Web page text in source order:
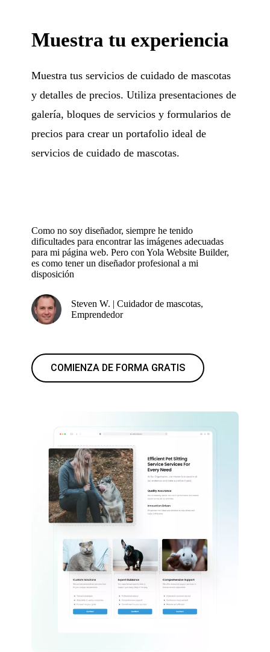
Muestra tu experiencia
Muestra tus servicios de cuidado de mascotas
y detalles de precios. Utiliza presentaciones de
galería, bloques de servicios y formularios de
precios para crear un portafolio ideal de
servicios de cuidado de mascotas.
Como no soy diseñador, siempre he tenido
dificultades para encontrar las imágenes adecuadas
para mi página web. Pero con Yola Website Builder,
es como tener un diseñador profesional a mi
disposición
Steven W. | Cuidador de mascotas,
Emprendedor
COMIENZA DE FORMA GRATIS